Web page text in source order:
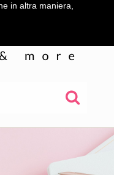
in altra maniera,